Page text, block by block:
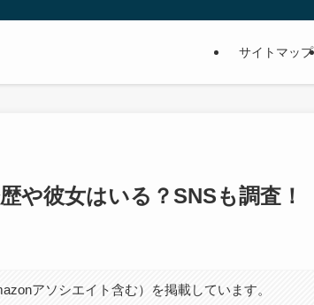
サイトマップ
や彼女はいる？SNSも調査！
アソシエイト含む）を掲載しています。